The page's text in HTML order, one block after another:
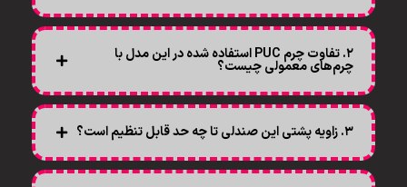
۲. تفاوت چرم PUC استفاده شده در این مدل با
چرم‌های معمولی چیست؟
۳. زاویه پشتی این صندلی تا چه حد قابل تنظیم است؟